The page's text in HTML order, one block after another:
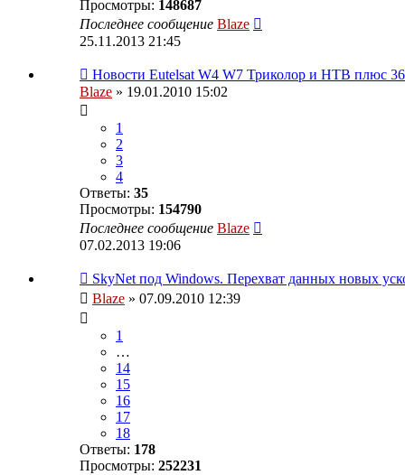
Просмотры: 148687
Последнее сообщение Blaze
25.11.2013 21:45
Новости Eutelsat W4 W7 Триколор и НТВ плюс
Blaze » 19.01.2010 15:02
1
2
3
4
Ответы: 35
Просмотры: 154790
Последнее сообщение Blaze
07.02.2013 19:06
SkyNet под Windows. Перехват данных новых
Blaze » 07.09.2010 12:39
1
…
14
15
16
17
18
Ответы: 178
Просмотры: 252231